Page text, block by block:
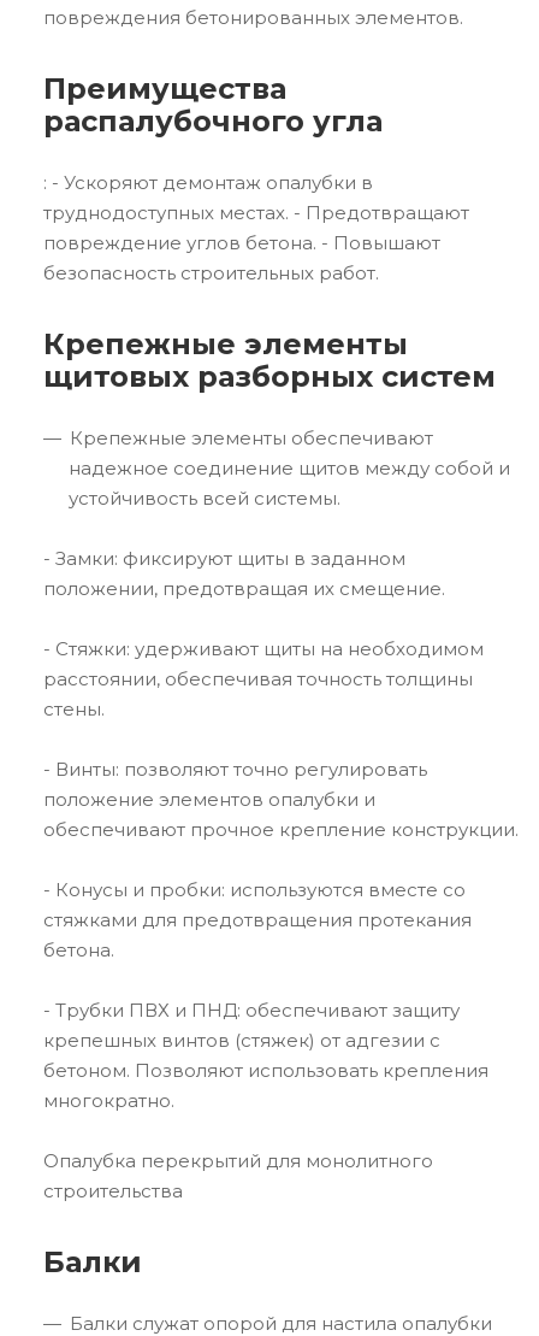
повреждения бетонированных элементов.
Преимущества
распалубочного угла
: - Ускоряют демонтаж опалубки в
труднодоступных местах. - Предотвращают
повреждение углов бетона. - Повышают
безопасность строительных работ.
Крепежные элементы
щитовых разборных систем
Крепежные элементы обеспечивают
надежное соединение щитов между собой и
устойчивость всей системы.
- Замки: фиксируют щиты в заданном
положении, предотвращая их смещение.
- Стяжки: удерживают щиты на необходимом
расстоянии, обеспечивая точность толщины
стены.
- Винты: позволяют точно регулировать
положение элементов опалубки и
обеспечивают прочное крепление конструкции.
- Конусы и пробки: используются вместе со
стяжками для предотвращения протекания
бетона.
- Трубки ПВХ и ПНД: обеспечивают защиту
крепешных винтов (стяжек) от адгезии с
бетоном. Позволяют использовать крепления
многократно.
Опалубка перекрытий для монолитного
строительства
Балки
Балки служат опорой для настила опалубки